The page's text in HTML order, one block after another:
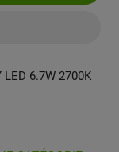
LED 6.7W 2700K